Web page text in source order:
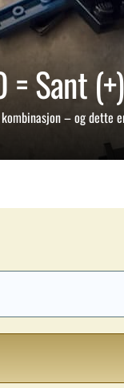
= Sant (+)
– og dette